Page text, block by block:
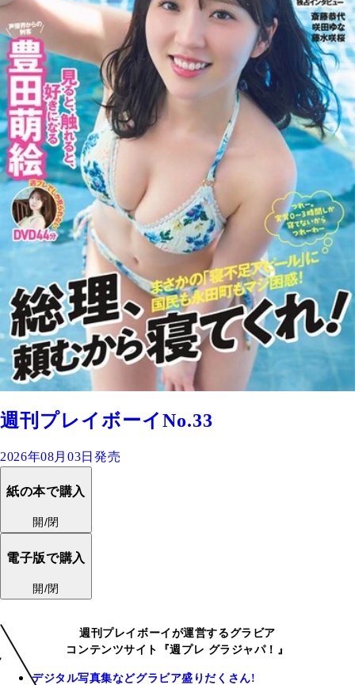
週刊プレイボーイNo.33
2026年08月03日発売
紙の本で購入
開/閉
電子版で購入
開/閉
週刊プレイボーイが運営するグラビア
コンテンツサイト『週プレ グラジャパ！』
デジタル写真集などグラビア盛りだくさん!